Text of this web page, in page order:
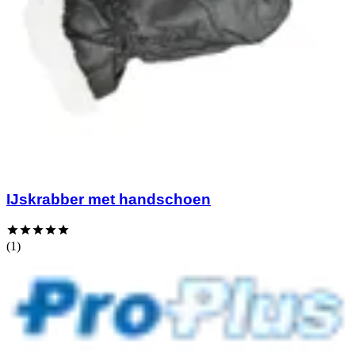
IJskrabber met handschoen
(1)